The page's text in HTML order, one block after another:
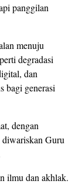
panggilan
menuju
degradasi
dan
bagi generasi
dengan
Guru
ilmu dan akhlak.